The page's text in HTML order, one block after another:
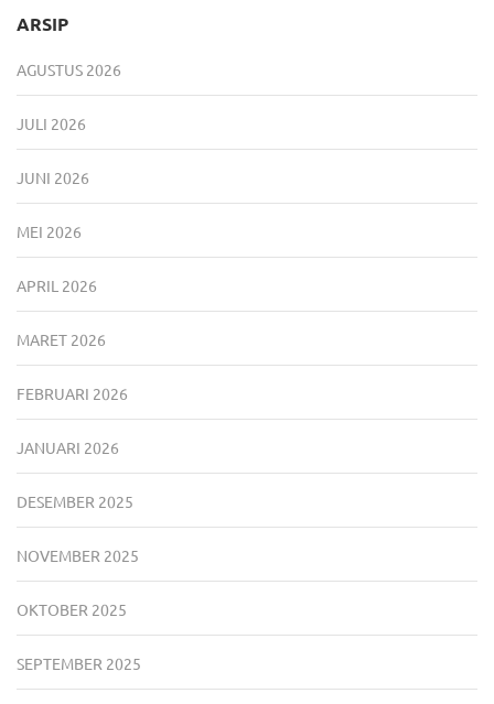
ARSIP
AGUSTUS 2026
JULI 2026
JUNI 2026
MEI 2026
APRIL 2026
MARET 2026
FEBRUARI 2026
JANUARI 2026
DESEMBER 2025
NOVEMBER 2025
OKTOBER 2025
SEPTEMBER 2025